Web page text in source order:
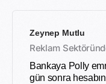
Zeynep Mutlu
Reklam
Bankaya Polly
gün sonra